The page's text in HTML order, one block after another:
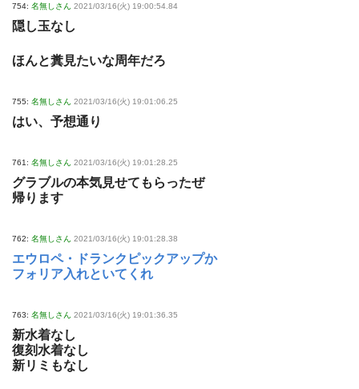
754: 名無しさん 2021/03/16(火) 19:00:54.84
隠し玉なし
ほんと糞見たいな周年だろ
755: 名無しさん 2021/03/16(火) 19:01:06.25
はい、予想通り
761: 名無しさん 2021/03/16(火) 19:01:28.25
グラブルの本気見せてもらったぜ
帰ります
762: 名無しさん 2021/03/16(火) 19:01:28.38
エウロペ・ドランクピックアップか
フォリア入れといてくれ
763: 名無しさん 2021/03/16(火) 19:01:36.35
新水着なし
復刻水着なし
新リミもなし